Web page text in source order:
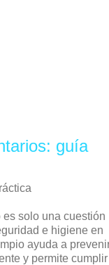
guía
es solo una cuestión
e higiene en
ayuda a
y permite cumplir